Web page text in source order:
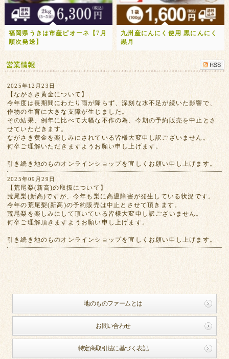
福岡県うきは市産ピオーネ【7月
順次発送】
九州産にんにく使用 黒にんにく
黒月
2025年12月23日
【ながさき黄金について】
今年度は長期間にわたり雨が降らず、深刻な水不足が続いた影響で、
作物の生育に大きな支障が生じました。
その結果、例年に比べて大幅な不作の為、今期の予約販売を中止とさ
せていただきます。
ながさき黄金を楽しみにされている皆様大変申し訳ございません。
何卒ご理解いただきますようお願い申し上げます。
引き続き地のものオンラインショップを宜しくお願い申し上げます。
2025年09月29日
【荒尾梨(新高)の取扱について】
荒尾梨(新高)ですが、今年も梨に高温障害が発生している状況です。
今年の荒尾梨(新高)の予約販売は中止とさせて頂きます。
荒尾梨を楽しみにして頂いている皆様大変申し訳ございません。
何卒ご理解頂きますようお願い申し上げます。
引き続き地のものオンラインショップを宜しくお願い申し上げます。
地のものファームとは
お問い合わせ
特定商取引法に基づく表記